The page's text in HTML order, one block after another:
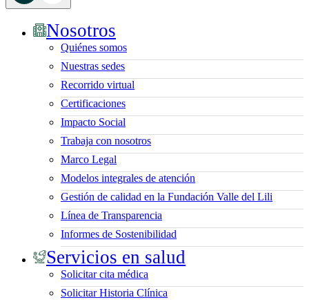
Nosotros
Quiénes somos
Nuestras sedes
Recorrido virtual
Certificaciones
Impacto Social
Trabaja con nosotros
Marco Legal
Modelos integrales de atención
Gestión de calidad en la Fundación Valle del Lili
Línea de Transparencia
Informes de Sostenibilidad
Servicios en salud
Solicitar cita médica
Solicitar Historia Clínica